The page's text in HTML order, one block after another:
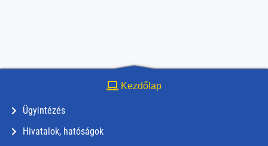
Kezdőlap
Ügyintézés
Hivatalok, hatóságok